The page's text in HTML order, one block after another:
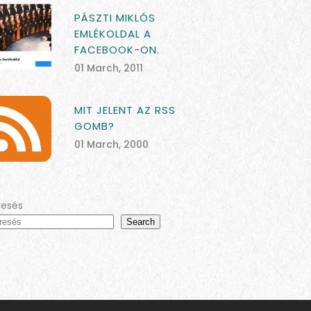
PÁSZTI MIKLÓS
EMLÉKOLDAL A
FACEBOOK-ON.
01 March, 2011
MIT JELENT AZ RSS
GOMB?
01 March, 2000
Search